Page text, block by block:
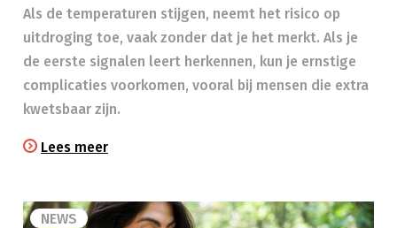
Als de temperaturen stijgen, neemt het risico op
uitdroging toe, vaak zonder dat je het merkt. Als je
de eerste signalen leert herkennen, kun je ernstige
complicaties voorkomen, vooral bij mensen die extra
kwetsbaar zijn.
Lees meer
NEWS